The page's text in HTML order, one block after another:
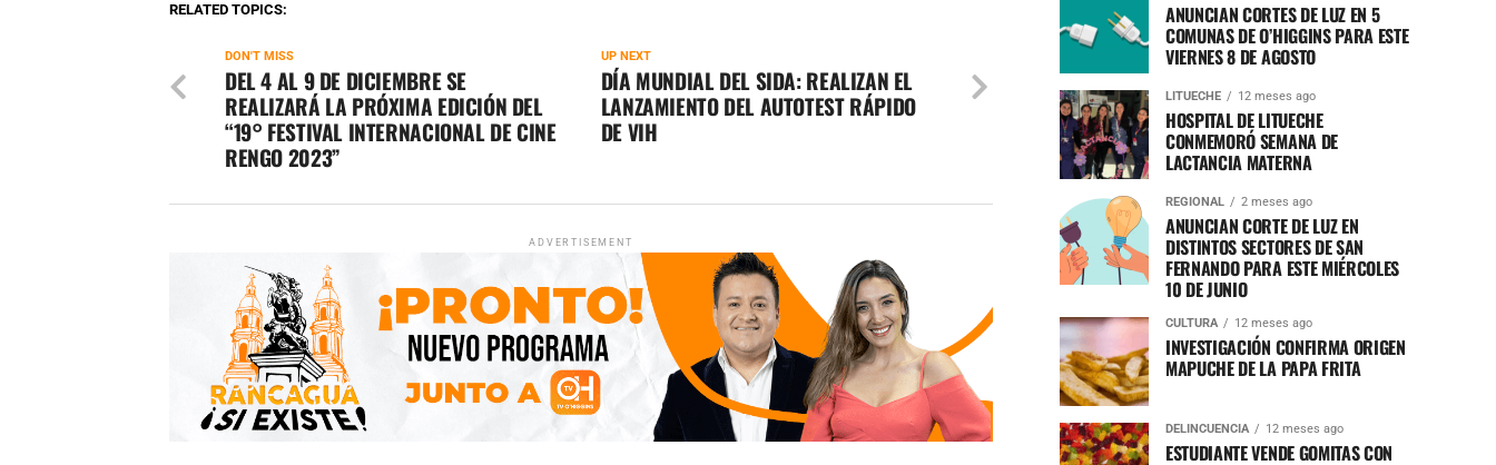
RELATED TOPICS:
UP NEXT
DÍA MUNDIAL DEL SIDA: REALIZAN EL
LANZAMIENTO DEL AUTOTEST RÁPIDO
DE VIH
DON'T MISS
DEL 4 AL 9 DE DICIEMBRE SE
REALIZARÁ LA PRÓXIMA EDICIÓN DEL
“19° FESTIVAL INTERNACIONAL DE CINE
RENGO 2023”
ADVERTISEMENT
ANUNCIAN CORTES DE LUZ EN 5
COMUNAS DE O’HIGGINS PARA ESTE
VIERNES 8 DE AGOSTO
LITUECHE 12 meses ago
HOSPITAL DE LITUECHE
CONMEMORÓ SEMANA DE
LACTANCIA MATERNA
REGIONAL 2 meses ago
ANUNCIAN CORTE DE LUZ EN
DISTINTOS SECTORES DE SAN
FERNANDO PARA ESTE MIÉRCOLES
10 DE JUNIO
CULTURA 12 meses ago
INVESTIGACIÓN CONFIRMA ORIGEN
MAPUCHE DE LA PAPA FRITA
DELINCUENCIA 12 meses ago
ESTUDIANTE VENDE GOMITAS CON